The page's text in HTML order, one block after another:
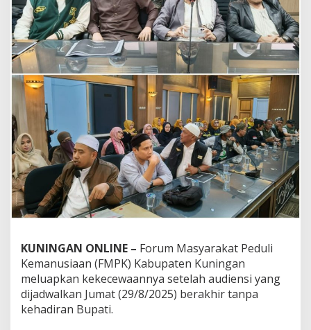
KUNINGAN ONLINE – Forum Masyarakat Peduli
Kemanusiaan (FMPK) Kabupaten Kuningan
meluapkan kekecewaannya setelah audiensi yang
dijadwalkan Jumat (29/8/2025) berakhir tanpa
kehadiran Bupati.